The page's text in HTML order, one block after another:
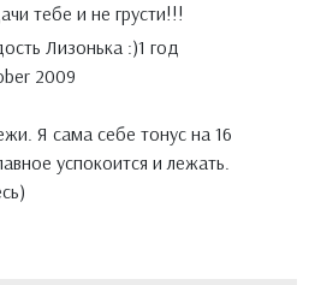
тебе и не грусти!!!
Лизонька :)1 год
2009
Я сама себе тонус на 16
успокоится и лежать.